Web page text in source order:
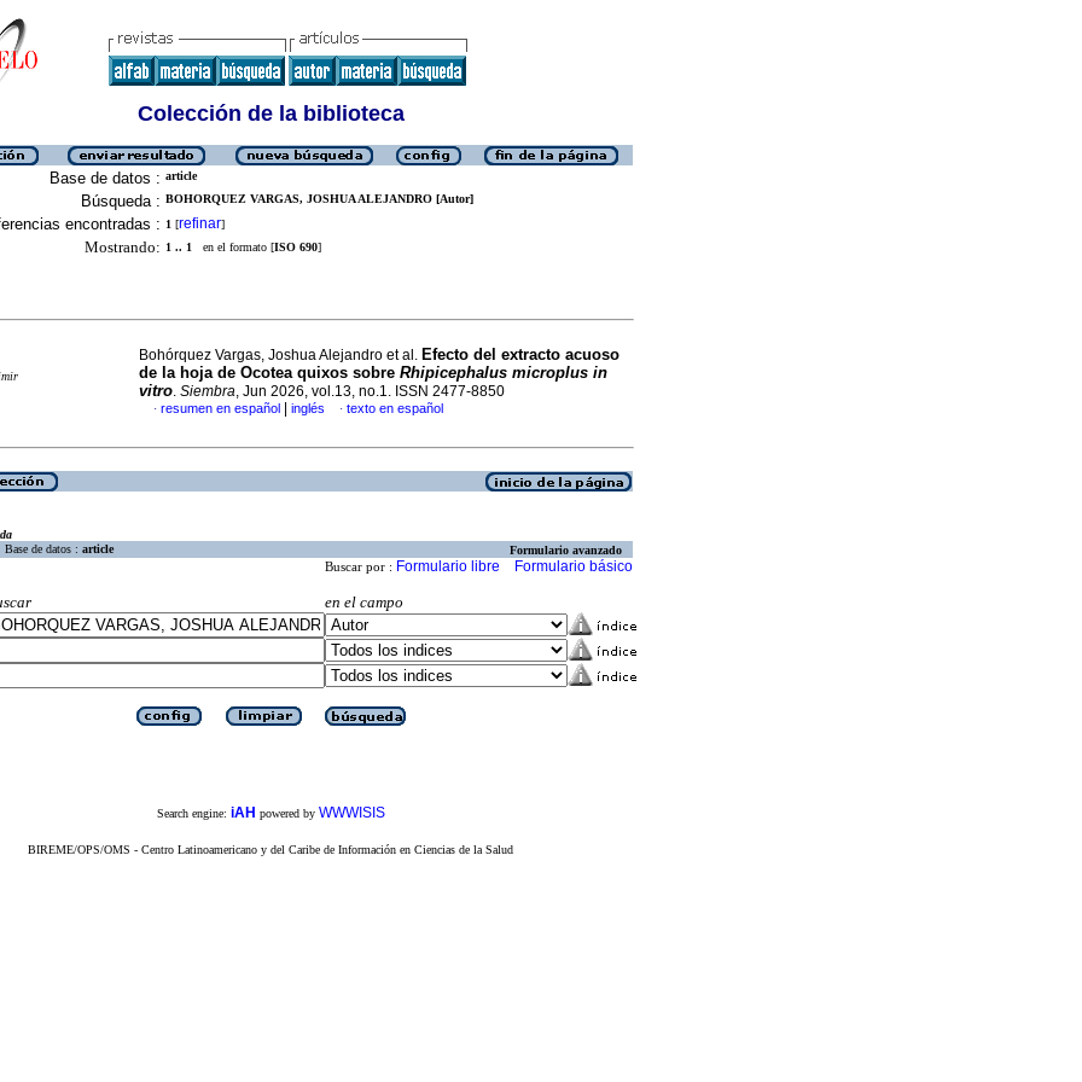
Colección de la biblioteca
Base de datos : article
Búsqueda : BOHORQUEZ VARGAS, JOSHUA ALEJANDRO [Autor]
encontradas : 1 [refinar]
Mostrando: 1 .. 1 en el formato [ISO 690]
Bohórquez Vargas, Joshua Alejandro et al. Efecto del extracto acuoso
de la hoja de Ocotea quixos sobre Rhipicephalus microplus in
vitro. Siembra, Jun 2026, vol.13, no.1. ISSN 2477-8850
· resumen en español inglés · texto en español
Base de datos : article Formulario avanzado
Buscar por : Formulario libre Formulario básico
en el campo
Search engine: iAH powered by WWWISIS
BIREME/OPS/OMS - Centro Latinoamericano y del Caribe de Información en Ciencias de la Salud